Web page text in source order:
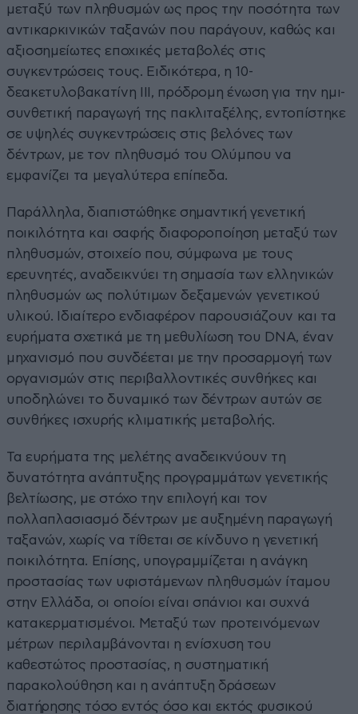
μεταξύ των πληθυσμών ως προς την ποσότητα των
αντικαρκινικών ταξανών που παράγουν, καθώς και
αξιοσημείωτες εποχικές μεταβολές στις
συγκεντρώσεις τους. Ειδικότερα, η 10-
δεακετυλοβακατίνη III, πρόδρομη ένωση για την ημι-
συνθετική παραγωγή της πακλιταξέλης, εντοπίστηκε
σε υψηλές συγκεντρώσεις στις βελόνες των
δέντρων, με τον πληθυσμό του Ολύμπου να
εμφανίζει τα μεγαλύτερα επίπεδα.
Παράλληλα, διαπιστώθηκε σημαντική γενετική
ποικιλότητα και σαφής διαφοροποίηση μεταξύ των
πληθυσμών, στοιχείο που, σύμφωνα με τους
ερευνητές, αναδεικνύει τη σημασία των ελληνικών
πληθυσμών ως πολύτιμων δεξαμενών γενετικού
υλικού. Ιδιαίτερο ενδιαφέρον παρουσιάζουν και τα
ευρήματα σχετικά με τη μεθυλίωση του DNA, έναν
μηχανισμό που συνδέεται με την προσαρμογή των
οργανισμών στις περιβαλλοντικές συνθήκες και
υποδηλώνει το δυναμικό των δέντρων αυτών σε
συνθήκες ισχυρής κλιματικής μεταβολής.
Τα ευρήματα της μελέτης αναδεικνύουν τη
δυνατότητα ανάπτυξης προγραμμάτων γενετικής
βελτίωσης, με στόχο την επιλογή και τον
πολλαπλασιασμό δέντρων με αυξημένη παραγωγή
ταξανών, χωρίς να τίθεται σε κίνδυνο η γενετική
ποικιλότητα. Επίσης, υπογραμμίζεται η ανάγκη
προστασίας των υφιστάμενων πληθυσμών ίταμου
στην Ελλάδα, οι οποίοι είναι σπάνιοι και συχνά
κατακερματισμένοι. Μεταξύ των προτεινόμενων
μέτρων περιλαμβάνονται η ενίσχυση του
καθεστώτος προστασίας, η συστηματική
παρακολούθηση και η ανάπτυξη δράσεων
διατήρησης τόσο εντός όσο και εκτός φυσικού